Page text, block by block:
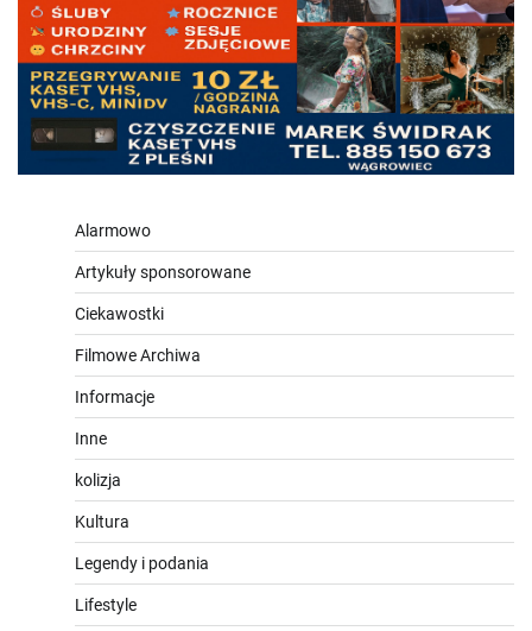
Alarmowo
Artykuły sponsorowane
Ciekawostki
Filmowe Archiwa
Informacje
Inne
kolizja
Kultura
Legendy i podania
Lifestyle